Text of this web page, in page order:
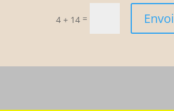
4 + 14= Envoi